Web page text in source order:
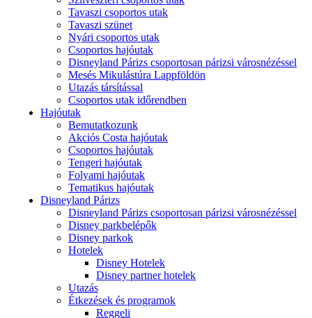
Tavaszi csoportos utak
Tavaszi szünet
Nyári csoportos utak
Csoportos hajóutak
Disneyland Párizs csoportosan párizsi városnézéssel
Mesés Mikulástúra Lappföldön
Utazás társítással
Csoportos utak időrendben
Hajóutak
Bemutatkozunk
Akciós Costa hajóutak
Csoportos hajóutak
Tengeri hajóutak
Folyami hajóutak
Tematikus hajóutak
Disneyland Párizs
Disneyland Párizs csoportosan párizsi városnézéssel
Disney parkbelépők
Disney parkok
Hotelek
Disney Hotelek
Disney partner hotelek
Utazás
Étkezések és programok
Reggeli